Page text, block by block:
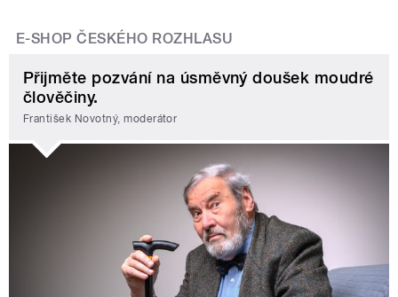
E-SHOP ČESKÉHO ROZHLASU
Přijměte pozvání na úsměvný doušek moudré
člověčiny.
František Novotný, moderátor